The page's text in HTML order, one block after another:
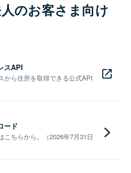
のお客さま向け
スAPI
から住所を取得できる公式API
ード
こちらから。（2026年7月31日